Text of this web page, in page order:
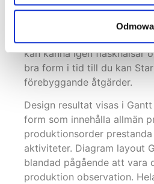
Odmowa
med tydlig
kan känna igen flaskhalsar
bra form i tid till du kan
förebyggande åtgärder.
Design resultat visas i
form som innehålla allmän
produktionsorder
aktiviteter. Diagram layout
blandad pågående att vara
produktion observation.